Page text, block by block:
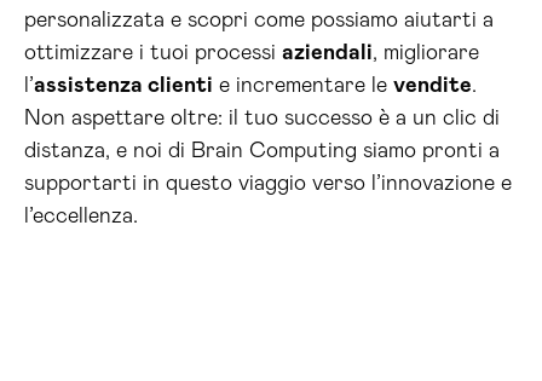
personalizzata e scopri come possiamo aiutarti a
ottimizzare i tuoi processi aziendali, migliorare
l’assistenza clienti e incrementare le vendite.
Non aspettare oltre: il tuo successo è a un clic di
distanza, e noi di Brain Computing siamo pronti a
supportarti in questo viaggio verso l’innovazione e
l’eccellenza.